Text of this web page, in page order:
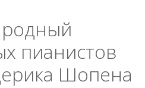
пианистов
Шопена